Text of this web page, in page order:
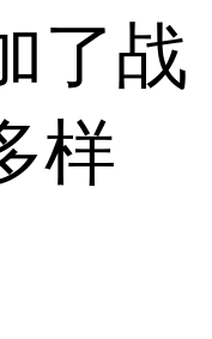
了战
样